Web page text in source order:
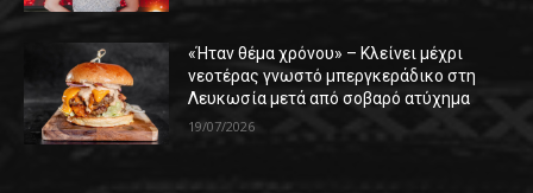
«Ήταν θέμα χρόνου» – Κλείνει μέχρι
νεοτέρας γνωστό μπεργκεράδικο στη
Λευκωσία μετά από σοβαρό ατύχημα
19/07/2026